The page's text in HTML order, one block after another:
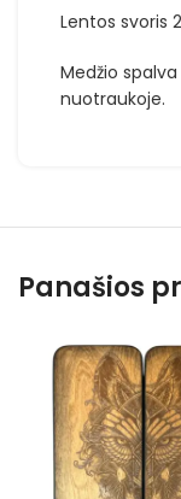
Lentos svoris
Medžio
nuotraukoje.
Panašios